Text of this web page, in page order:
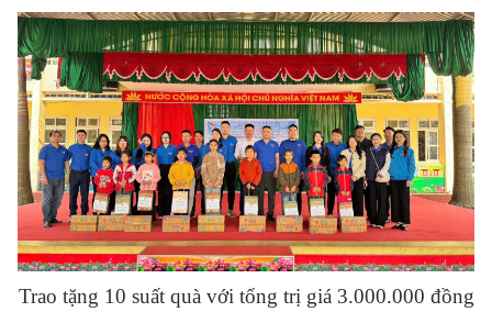
Trao tặng 10 suất quà với tổng trị giá 3.000.000 đồng